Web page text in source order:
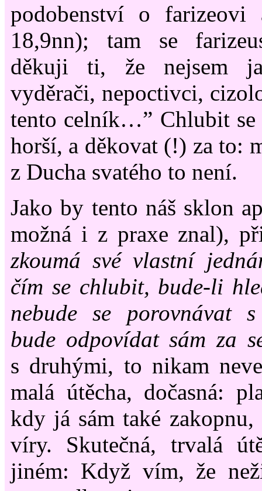
podobenství o
18,9nn); tam se
děkuji ti, že nejsem
vyděrači, nepoctivci,
tento celník…” Chlubit se
horší, a děkovat (!) za to:
z Ducha svatého to není.
Jako by tento náš sklon
možná i z praxe znal),
zkoumá své vlastní
čím se chlubit, bude-li
nebude se porovnávat
bude odpovídat sám za
s druhými, to nikam
malá útěcha, dočasná:
kdy já sám také zakopnu,
víry. Skutečná, trvalá
jiném: Když vím, že